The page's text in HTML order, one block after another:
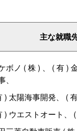
主な就職
ボノ (株) 、 (有)
、
) 太陽海事開発、 (
) ウエストオート、 (